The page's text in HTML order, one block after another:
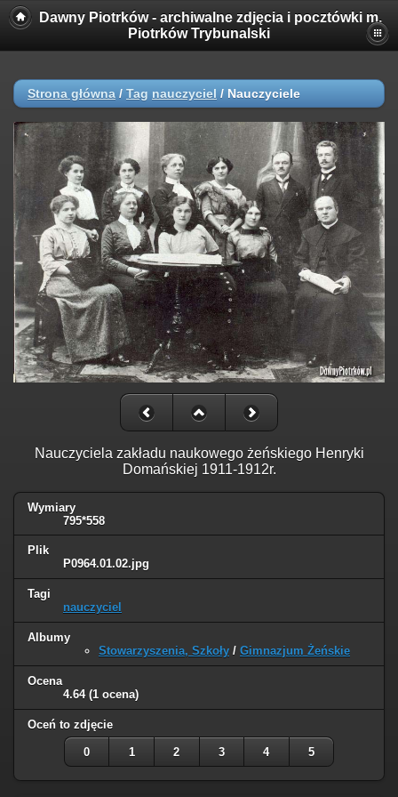
Dawny Piotrków - archiwalne zdjęcia i pocztówki m.
Piotrków Trybunalski
Strona główna / Tag nauczyciel / Nauczyciele
Nauczyciela zakładu naukowego żeńskiego Henryki
Domańskiej 1911-1912r.
Wymiary
795*558
Plik
P0964.01.02.jpg
Tagi
nauczyciel
Albumy
Stowarzyszenia, Szkoły / Gimnazjum Żeńskie
Ocena
4.64 (1 ocena)
Oceń to zdjęcie
0 1 2 3 4 5